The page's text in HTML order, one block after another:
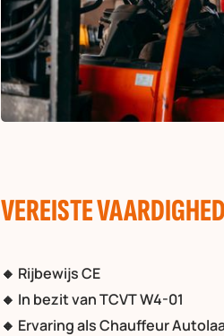
VEREISTE
🔸 Rijbewijs CE
🔸 In bezit van TCVT W4-01
🔸 Ervaring als Chauffeur